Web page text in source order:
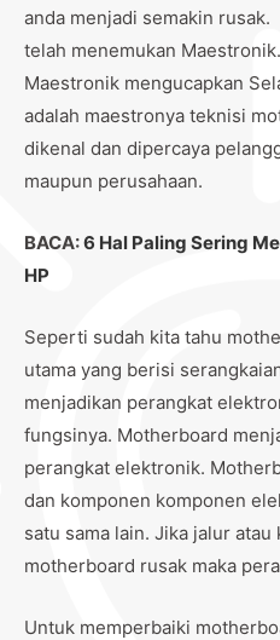
anda menjadi semakin
telah menemukan
Maestronik mengucapkan
adalah maestronya teknisi
dikenal dan dipercaya
maupun perusahaan.
BACA:6 Hal Paling Sering
HP
Seperti sudah kita tahu
utama yang berisi
menjadikan perangkat
fungsinya. Motherboard
perangkat elektronik.
dan komponen komponen
satu sama lain. Jika jalur atau
motherboard rusak maka
Untuk memperbaiki